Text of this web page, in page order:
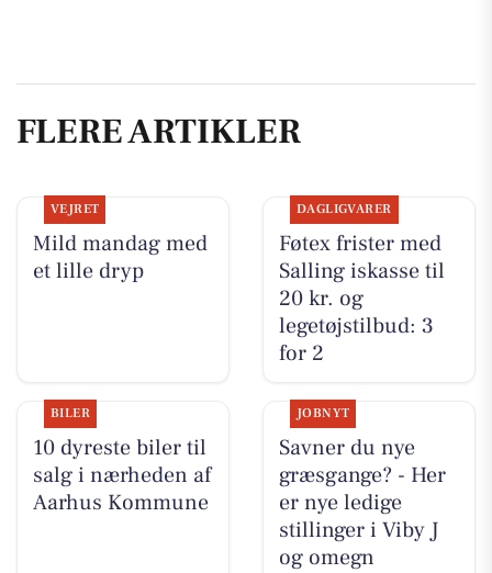
FLERE ARTIKLER
VEJRET
Mild mandag med
et lille dryp
DAGLIGVARER
Føtex frister med
Salling iskasse til
20 kr. og
legetøjstilbud: 3
for 2
BILER
10 dyreste biler til
salg i nærheden af
Aarhus Kommune
JOBNYT
Savner du nye
græsgange? - Her
er nye ledige
stillinger i Viby J
og omegn